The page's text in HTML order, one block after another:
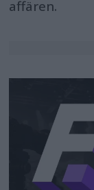
affären.